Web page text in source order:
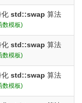
化 std::swap 算法
数模板)
化 std::swap 算法
数模板)
化 std::swap 算法
数模板)